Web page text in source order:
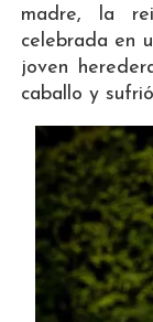
madre, la
celebrada en
joven
caballo y